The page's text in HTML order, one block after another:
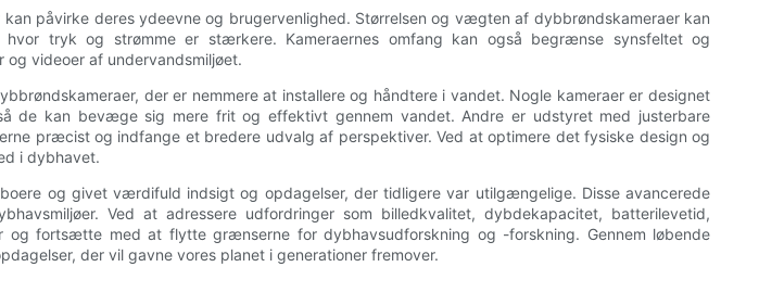
påvirke deres ydeevne og brugervenlighed. Størrelsen og vægten af ​​dybbrøndskameraer kan
tryk og strømme er stærkere. Kameraernes omfang kan også begrænse synsfeltet og
videoer af undervandsmiljøet.
der er nemmere at installere og håndtere i vandet. Nogle kameraer er designet
de kan bevæge sig mere frit og effektivt gennem vandet. Andre er udstyret med justerbare
præcist og indfange et bredere udvalg af perspektiver. Ved at optimere det fysiske design og
i dybhavet.
og givet værdifuld indsigt og opdagelser, der tidligere var utilgængelige. Disse avancerede
Ved at adressere udfordringer som billedkvalitet, dybdekapacitet, batterilevetid,
fortsætte med at flytte grænserne for dybhavsudforskning og -forskning. Gennem løbende
der vil gavne vores planet i generationer fremover.